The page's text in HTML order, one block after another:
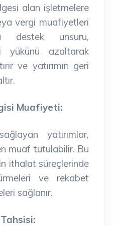
alan işletmelere
vergi muafiyetleri
destek unsuru,
yükünü azaltarak
ve yatırımın geri
Muafiyeti:
yatırımlar,
muaf tutulabilir. Bu
ithalat süreçlerinde
ve rekabet
sağlanır.